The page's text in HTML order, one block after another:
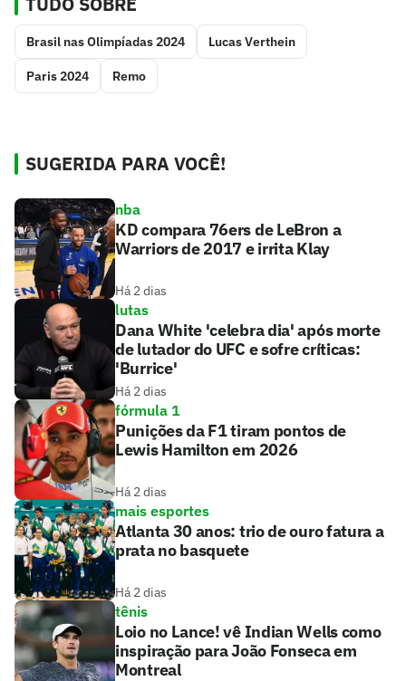
Brasil nas Olimpíadas 2024 Lucas Verthein
Paris 2024 Remo
SUGERIDA PARA VOCÊ!
nba
KD compara 76ers de LeBron a
Warriors de 2017 e irrita Klay
Há 2 dias
lutas
Dana White 'celebra dia' após morte
de lutador do UFC e sofre críticas:
'Burrice'
Há 2 dias
fórmula 1
Punições da F1 tiram pontos de
Lewis Hamilton em 2026
Há 2 dias
mais esportes
Atlanta 30 anos: trio de ouro fatura a
prata no basquete
Há 2 dias
tênis
Loio no Lance! vê Indian Wells como
inspiração para João Fonseca em
Montreal